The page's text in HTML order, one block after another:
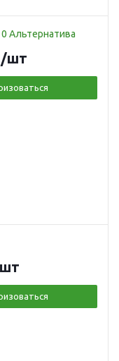
Альтернатива
/шт